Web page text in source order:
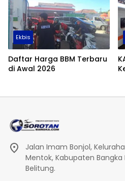
Ekbis
Daftar Harga BBM Terbaru
di Awal 2026
Jalan Imam Bonjol,
Mentok, Kabupaten
Belitung.